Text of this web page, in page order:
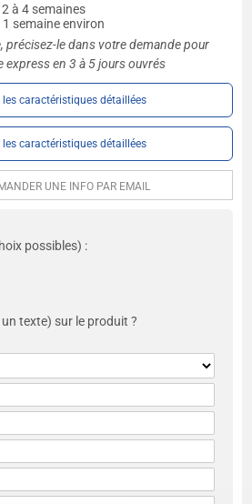
2 à 4 semaines
1 semaine environ
précisez-le dans votre demande pour
express en 3 à 5 jours ouvrés
les caractéristiques détaillées
les caractéristiques détaillées
UNE INFO PAR EMAIL
possibles) :
texte) sur le produit ?